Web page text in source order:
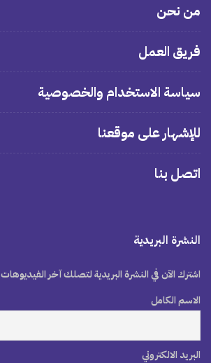
من نحن
فريق العمل
سياسة الاستخدام والخصوصية
للإشهار على موقعنا
اتصل بنا
النشرة البريدية
اشترك الآن في النشرة البريدية لتصلك آخر الفيديوهات
الاسم الكامل
البريد الالكتروني